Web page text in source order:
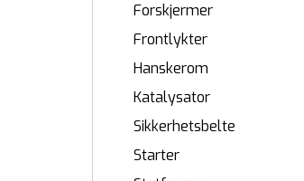
Forskjermer
Frontlykter
Hanskerom
Katalysator
Sikkerhetsbelte
Starter